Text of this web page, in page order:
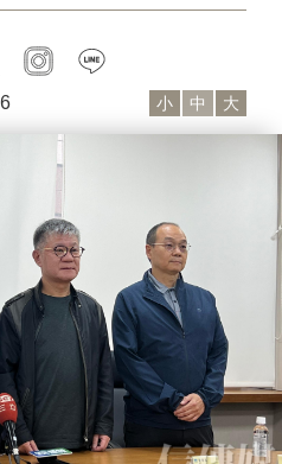
twitter instagram
小 中 大